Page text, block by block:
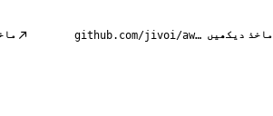
github.com/jivoi/awesome-osint ماخذ دیکھیں